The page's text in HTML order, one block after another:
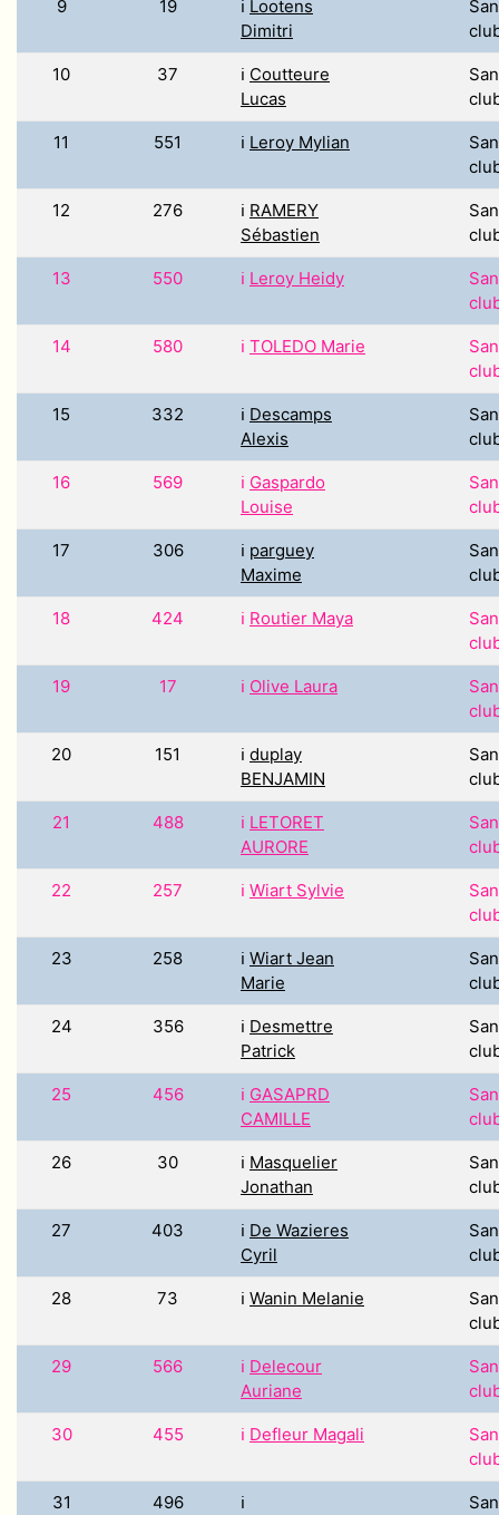
9 19 ℹ️ Lootens
Dimitri
10 37 ℹ️ Coutteure
Lucas
11 551 ℹ️ Leroy Mylian
12 276 ℹ️ RAMERY
Sébastien
13 550 ℹ️ Leroy Heidy
14 580 ℹ️ TOLEDO Marie
15 332 ℹ️ Descamps
Alexis
16 569 ℹ️ Gaspardo
Louise
17 306 ℹ️ parguey
Maxime
18 424 ℹ️ Routier Maya
19 17 ℹ️ Olive Laura
20 151 ℹ️ duplay
BENJAMIN
21 488 ℹ️ LETORET
AURORE
22 257 ℹ️ Wiart Sylvie
23 258 ℹ️ Wiart Jean
Marie
24 356 ℹ️ Desmettre
Patrick
25 456 ℹ️ GASAPRD
CAMILLE
26 30 ℹ️ Masquelier
Jonathan
27 403 ℹ️ De Wazieres
Cyril
28 73 ℹ️ Wanin Melanie
29 566 ℹ️ Delecour
Auriane
30 455 ℹ️ Defleur Magali
31 496
ℹ️